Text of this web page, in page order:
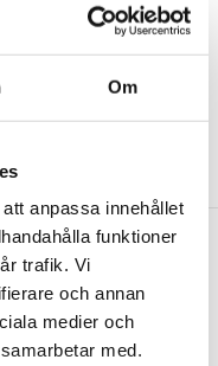
Om
anpassa innehållet
funktioner
trafik. Vi
och annan
medier och
med.